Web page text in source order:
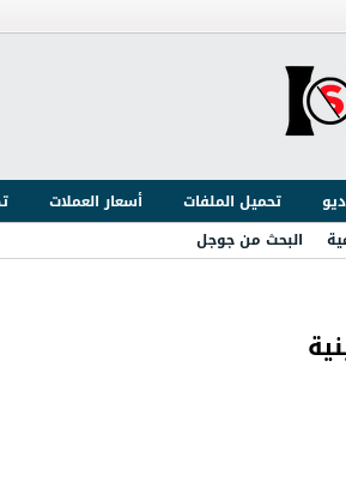
تحميل الملفات أسعار العملات
البحث من جوجل